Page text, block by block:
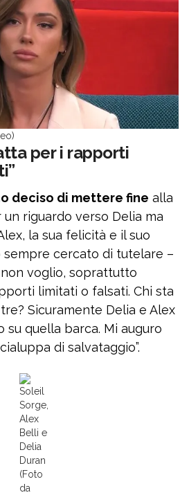
per i rapporti
deciso di mettere fine alla
riguardo verso Delia ma
la sua felicità e il suo
sempre cercato di tutelare –
voglio, soprattutto
limitati o falsati. Chi sta
Sicuramente Delia e Alex
su quella barca. Mi auguro
di salvataggio”.
Soleil
Sorge,
Alex
Belli e
Delia
Duran
(Foto
da